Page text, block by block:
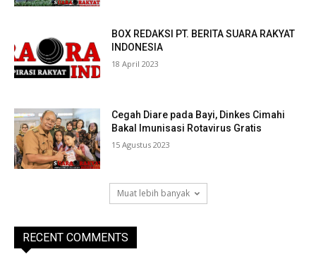
BOX REDAKSI PT. BERITA SUARA RAKYAT
INDONESIA
18 April 2023
Cegah Diare pada Bayi, Dinkes Cimahi
Bakal Imunisasi Rotavirus Gratis
15 Agustus 2023
Muat lebih banyak
RECENT COMMENTS